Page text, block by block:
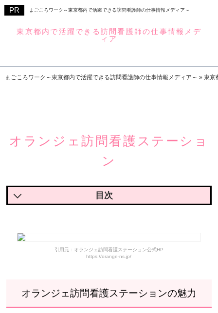
まごころワーク～東京都内で活躍できる訪問看護師の仕事情報メディア～
東京都内で活躍できる訪問看護師の仕事情報メデ
ィア
まごころワーク～東京都内で活躍できる訪問看護師の仕事情報メディア～ » 東京
オランジェ訪問看護ステーショ
ン
オランジェ訪問看護ステーションで実際に働いている人の声
オランジェ訪問看護ステーションの基本情報
引用元：オランジェ訪問看護ステーション公式HP
https://orange-ns.jp/
オランジェ訪問看護ステーションの魅力